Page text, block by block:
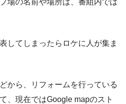
してしまったらロケに人が集ま
から、リフォームを行っている
、現在ではGoogle mapのスト